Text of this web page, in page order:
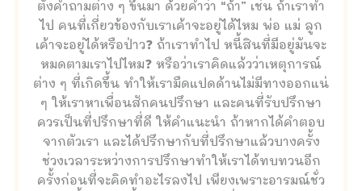
ตั้งคำถามต่าง ๆ ขึ้นมา ด้วยคำว่า “ถ้า” เช่น ถ้าเราทำ
ไป คนที่เกี่ยวข้องกับเราเค้าจะอยู่ได้ไหม พ่อ แม่ ลูก
เค้าจะอยู่ได้หรือป่าว❓ ถ้าเราทำไป หนี้สินที่มีอยู่มันจะ
หมดตามเราไปไหม❓ หรือว่าเราคิดแล้วว่าเหตุการณ์
ต่าง ๆ ที่เกิดขึ้น ทำให้เรามืดแปดด้านไม่มีทางออกแน่
ๆ ให้เราหาเพื่อนสักคนปรึกษา และคนที่รับปรึกษา
ควรเป็นที่ปรึกษาที่ดี ให้คำแนะนำ ถ้าหากได้คำตอบ
จากตัวเรา และได้ปรึกษากับที่ปรึกษาแล้วบางครั้ง
ช่วงเวลาระหว่างการปรึกษาทำให้เราได้ทบทวนอีก
ครั้งก่อนที่จะคิดทำอะไรลงไป เพียงเพราะอารมณ์ชั่ว